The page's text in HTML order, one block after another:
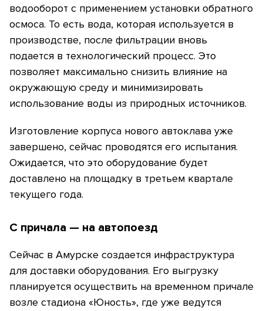
водооборот с применением установки обратного
осмоса. То есть вода, которая используется в
производстве, после фильтрации вновь
подается в технологический процесс. Это
позволяет максимально снизить влияние на
окружающую среду и минимизировать
использование воды из природных источников.
Изготовление корпуса нового автоклава уже
завершено, сейчас проводятся его испытания.
Ожидается, что это оборудование будет
доставлено на площадку в третьем квартале
текущего года.
С причала — на автопоезд
Сейчас в Амурске создается инфраструктура
для доставки оборудования. Его выгрузку
планируется осуществить на временном причале
возле стадиона «Юность», где уже ведутся